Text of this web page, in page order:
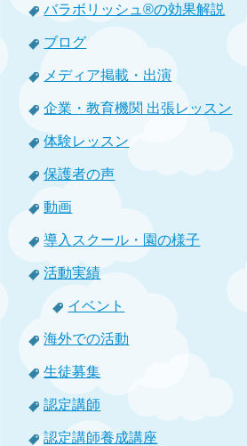
バラボリッシュ®の効果解説
ブログ
メディア掲載・出演
企業・教育機関 出張レッスン
体験レッスン
保護者の声
動画
導入スクール・園の様子
活動実績
イベント
海外での活動
生徒募集
認定講師
認定講師養成講座